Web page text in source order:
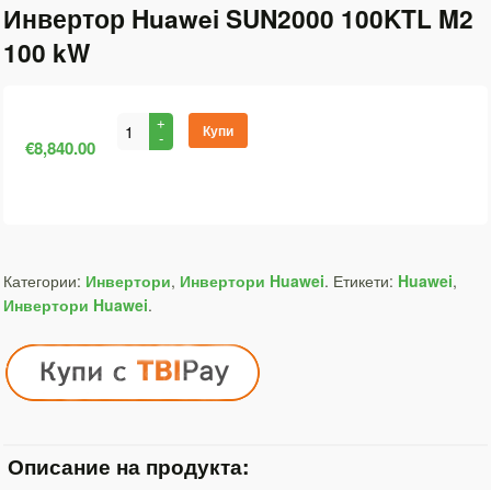
Инвертор Huawei SUN2000 100KTL M2
100 kW
€8,840.00
Купи
Категории: Инвертори, Инвертори Huawei. Етикети: Huawei,
Инвертори Huawei.
Описание на продукта: